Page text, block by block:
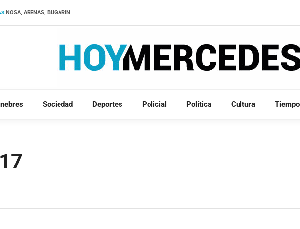
NOSA, ARENAS, BUGARIN
Sociedad Deportes Policial Política Cultura Tiempo